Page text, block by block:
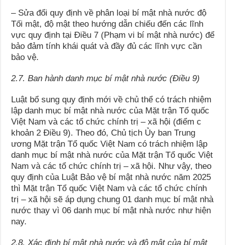
– Sửa đổi quy định về phân loại bí mật nhà nước độ
Tối mật, độ mật theo hướng dẫn chiếu đến các lĩnh
vực quy định tại Điều 7 (Phạm vi bí mật nhà nước) để
bảo đảm tính khái quát và đầy đủ các lĩnh vực cần
bảo vệ.
2.7. Ban hành danh mục bí mật nhà nước (Điều 9)
Luật bổ sung quy định mới về chủ thể có trách nhiệm
lập danh mục bí mật nhà nước của Mặt trận Tổ quốc
Việt Nam và các tổ chức chính trị – xã hội (điểm c
khoản 2 Điều 9). Theo đó, Chủ tịch Ủy ban Trung
ương Mặt trận Tổ quốc Việt Nam có trách nhiệm lập
danh mục bí mật nhà nước của Mặt trận Tổ quốc Việt
Nam và các tổ chức chính trị – xã hội. Như vậy, theo
quy định của Luật Bảo vệ bí mật nhà nước năm 2025
thì Mặt trận Tổ quốc Việt Nam và các tổ chức chính
trị – xã hội sẽ áp dụng chung 01 danh mục bí mật nhà
nước thay vì 06 danh mục bí mật nhà nước như hiện
nay.
2.8. Xác định bí mật nhà nước và độ mật của bí mật